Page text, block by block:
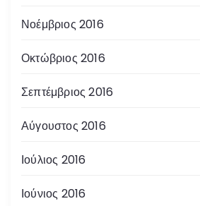
Νοέμβριος 2016
Οκτώβριος 2016
Σεπτέμβριος 2016
Αύγουστος 2016
Ιούλιος 2016
Ιούνιος 2016